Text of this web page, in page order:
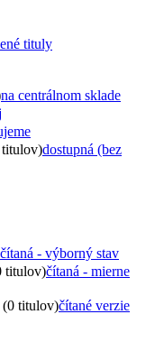
tituly
na centrálnom sklade
titulov)dostupná (bez
čítaná - výborný stav
titulov)čítaná - mierne
(0 titulov)čítané verzie